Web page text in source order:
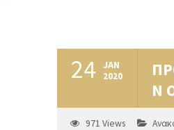
24 JAN
2020
Ν
971 Views